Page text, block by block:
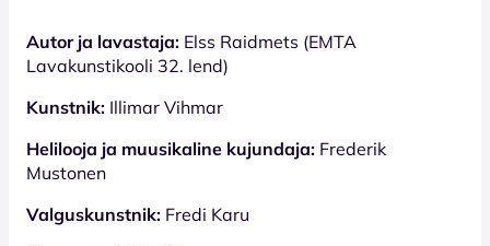
Autor ja lavastaja: Elss Raidmets (EMTA
Lavakunstikooli 32. lend)
Kunstnik: Illimar Vihmar
Helilooja ja muusikaline kujundaja: Frederik
Mustonen
Valguskunstnik: Fredi Karu